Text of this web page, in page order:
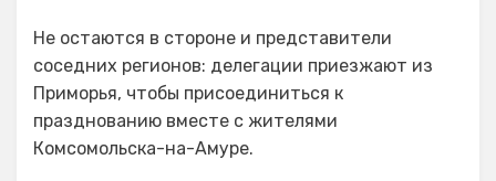
Не остаются в стороне и представители
соседних регионов: делегации приезжают из
Приморья, чтобы присоединиться к
празднованию вместе с жителями
Комсомольска-на-Амуре.